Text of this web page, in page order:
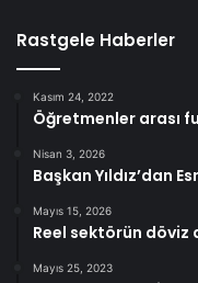
Rastgele Haberler
Kasım 24, 2022
Öğretmenler arası
Nisan 3, 2026
Başkan Yıldız’dan
Mayıs 15, 2026
Reel sektörün döviz
Mayıs 25, 2023